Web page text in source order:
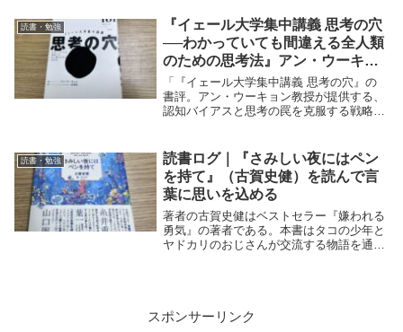
型で読みやすい。40歳過ぎた方は必見で
す。
読書・勉強
『イェール大学集中講義 思考の穴
──わかっていても間違える全人類
のための思考法』アン・ウーキョ
ンを読んで思考のクセを理解する
「『イェール大学集中講義 思考の穴』の
書評。アン・ウーキョン教授が提供する、
認知バイアスと思考の罠を克服する戦略を
読書・勉強
読書ログ｜『さみしい夜にはペン
を持て』（古賀史健）を読んで言
葉に思いを込める
著者の古賀史健はベストセラー『嫌われる
勇気』の著者である。本書はタコの少年と
ヤドカリのおじさんが交流する物語を通し
スポンサーリンク